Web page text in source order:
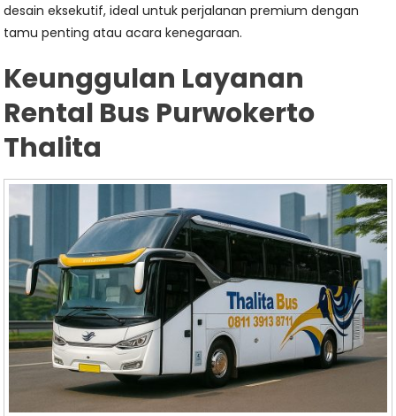
desain eksekutif, ideal untuk perjalanan premium dengan
tamu penting atau acara kenegaraan.
Keunggulan Layanan
Rental Bus Purwokerto
Thalita